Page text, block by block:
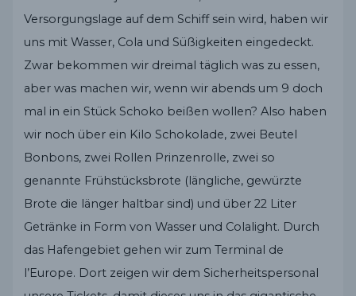
Versorgungslage auf dem Schiff sein wird, haben wir
uns mit Wasser, Cola und Süßigkeiten eingedeckt.
Zwar bekommen wir dreimal täglich was zu essen,
aber was machen wir, wenn wir abends um 9 doch
mal in ein Stück Schoko beißen wollen? Also haben
wir noch über ein Kilo Schokolade, zwei Beutel
Bonbons, zwei Rollen Prinzenrolle, zwei so
genannte Frühstücksbrote (längliche, gewürzte
Brote die länger haltbar sind) und über 22 Liter
Getränke in Form von Wasser und Colalight. Durch
das Hafengebiet gehen wir zum Terminal de
l’Europe. Dort zeigen wir dem Sicherheitspersonal